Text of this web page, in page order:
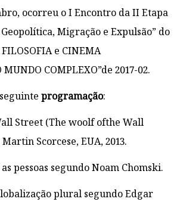
ocorreu o I Encontro da II Etapa
Migração e Expulsão” do
e CINEMA
MUNDO COMPLEXO”de 2017-02.
programação:
Street (The woolf ofthe Wall
Scorcese, EUA, 2013.
pessoas segundo Noam Chomski.
plural segundo Edgar